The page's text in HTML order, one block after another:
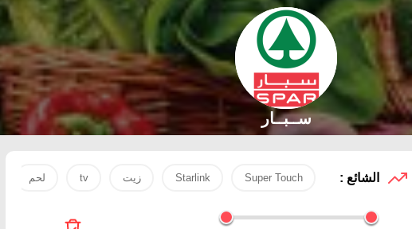
ســبــار
الشائع : Super Touch
Starlink زيت tv لحم